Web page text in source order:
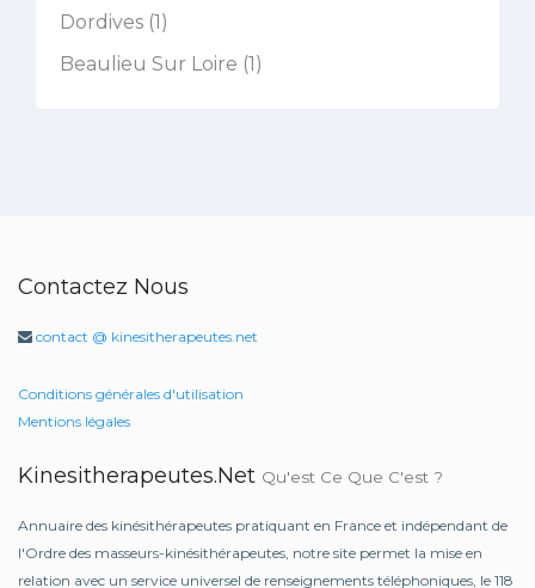
Dordives (1)
Beaulieu Sur Loire (1)
Contactez Nous
contact @ kinesitherapeutes.net
Conditions générales d'utilisation
Mentions légales
Kinesitherapeutes.net Qu'est Ce Que C'est ?
Annuaire des kinésithérapeutes pratiquant en France et indépendant de
l'Ordre des masseurs-kinésithérapeutes, notre site permet la mise en
relation avec un service universel de renseignements téléphoniques, le 118